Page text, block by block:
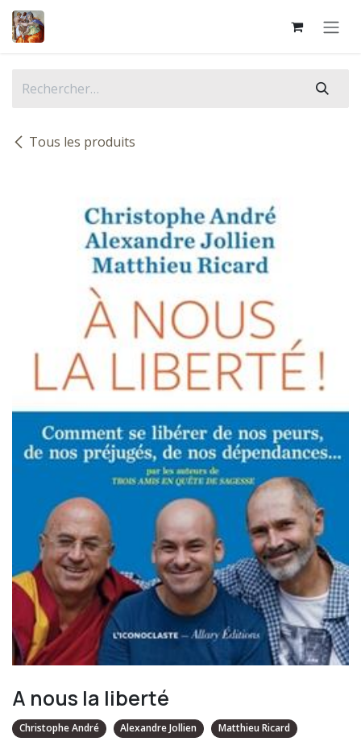
Se rendre au contenu
Tous les produits
A nous la liberté
Christophe André Alexandre Jollien Matthieu Ricard